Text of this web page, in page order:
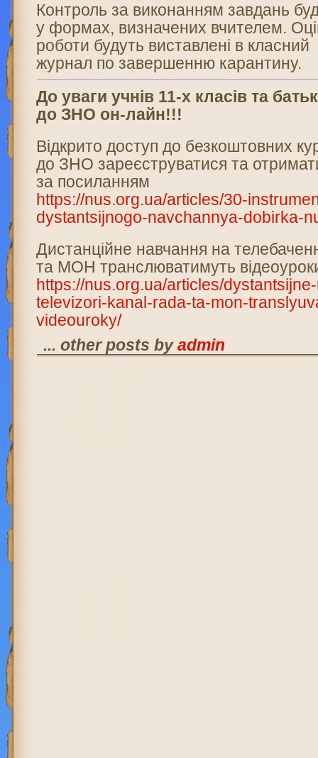
Контроль за виконанням завдань
у формах, визначених вчителем.
роботи будуть виставлені в класний
журнал по завершенню карантину.
До уваги учнів 11-х класів та
до ЗНО он-лайн!!!
Відкрито доступ до безкоштовних
до ЗНО зареєструватися та
за посиланням
https://nus.org.ua/articles/30-
dystantsijnogo-navchannya-dobirka-
Дистанційне навчання на
та МОН транслюватимуть
https://nus.org.ua/articles/
televizori-kanal-rada-ta-mon-
videouroky/
... other posts byadmin